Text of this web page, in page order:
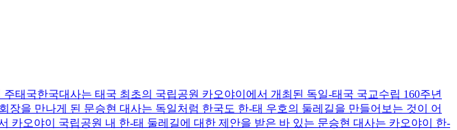
태국한국대사는 태국 최초의 국립공원 카오야이에서 개최된 독일-태국 국교수립 160주년
을 만나게 된 문승현 대사는 독일처럼 한국도 한-태 우호의 둘레길을 만들어보는 것이 어
카오야이 국립공원 내 한-태 둘레길에 대한 제안을 받은 바 있는 문승현 대사는 카오야이 한-